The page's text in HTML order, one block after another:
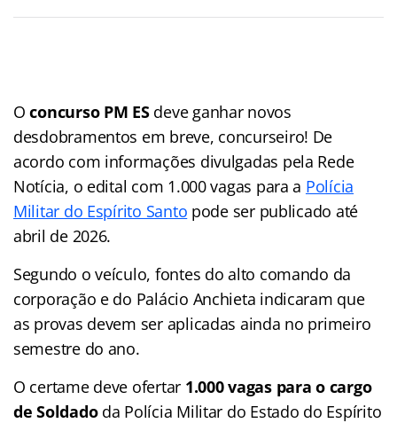
Oconcurso PM ESdeve ganhar novos
desdobramentos em breve, concurseiro! De
acordo com informações divulgadas pela Rede
Notícia, o edital com 1.000 vagas para a Polícia
Militar do Espírito Santo pode ser publicado até
abril de 2026.
Segundo o veículo, fontes do alto comando da
corporação e do Palácio Anchieta indicaram que
as provas devem ser aplicadas ainda no primeiro
semestre do ano.
O certame deve ofertar 1.000 vagas para o cargo
de Soldadoda Polícia Militar do Estado do Espírito